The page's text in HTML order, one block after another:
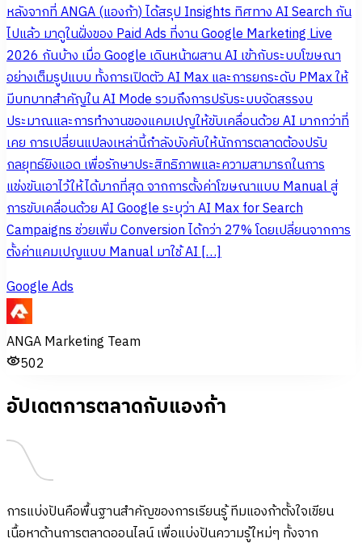
หลังจากที่ ANGA (แองก้า) ได้สรุป Insights ทิศทาง AI Search กัน
ไปแล้ว มาดูในฝั่งของ Paid Ads ที่งาน Google Marketing Live
2026 กันบ้าง เมื่อ Google เดินหน้าผสาน AI เข้ากับระบบโฆษณา
อย่างเต็มรูปแบบ ทั้งการเปิดตัว AI Max และการยกระดับ PMax ให้
มีบทบาทสำคัญใน AI Mode รวมถึงการปรับระบบจัดสรรงบ
ประมาณและการทำงานของแคมเปญให้ขับเคลื่อนด้วย AI มากกว่าที่
เคย การเปลี่ยนแปลงเหล่านี้กำลังบังคับให้นักการตลาดต้องปรับ
กลยุทธ์ยิงแอด เพื่อรักษาประสิทธิภาพและความสามารถในการ
แข่งขันเอาไว้ให้ได้มากที่สุด จากการตั้งค่าโฆษณาแบบ Manual สู่
การขับเคลื่อนด้วย AI Google ระบุว่า AI Max for Search
Campaigns ช่วยเพิ่ม Conversion ได้กว่า 27% โดยเปลี่ยนจากการ
ตั้งค่าแคมเปญแบบ Manual มาใช้ AI […]
Google Ads
ANGA Marketing Team
502
อัปเดตการตลาดกับแองก้า
การแบ่งปันคือพื้นฐานสำคัญของการเรียนรู้ ทีมแองก้าตั้งใจเขียน
เนื้อหาด้านการตลาดออนไลน์ เพื่อแบ่งปันความรู้ใหม่ๆ ทั้งจาก